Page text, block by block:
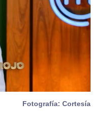
Fotografía: Cortesía